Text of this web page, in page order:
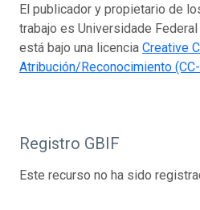
El publicador y propietario de
trabajo es Universidade
está bajo una licencia Creative
Atribución/Reconocimiento
Registro GBIF
Este recurso no ha sido